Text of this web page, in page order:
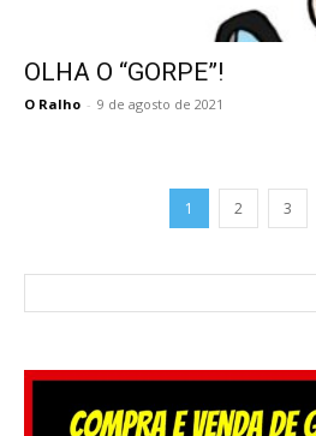
OLHA O “GORPE”!
O Ralho - 9 de agosto de 2021
1 2 3